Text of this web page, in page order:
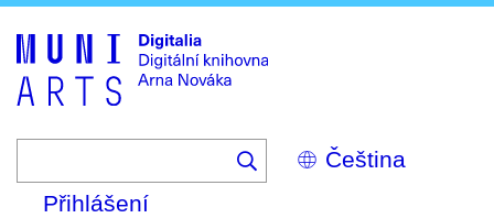
Select
your
Přihlášení